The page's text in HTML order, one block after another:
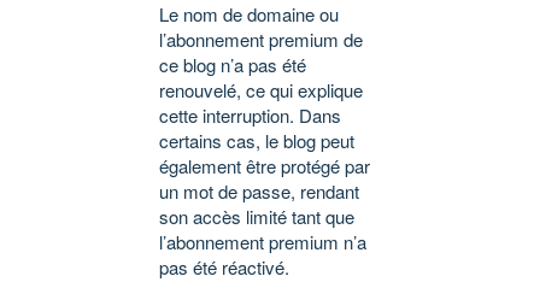
Le nom de domaine ou
l’abonnement premium de
ce blog n’a pas été
renouvelé, ce qui explique
cette interruption. Dans
certains cas, le blog peut
également être protégé par
un mot de passe, rendant
son accès limité tant que
l’abonnement premium n’a
pas été réactivé.